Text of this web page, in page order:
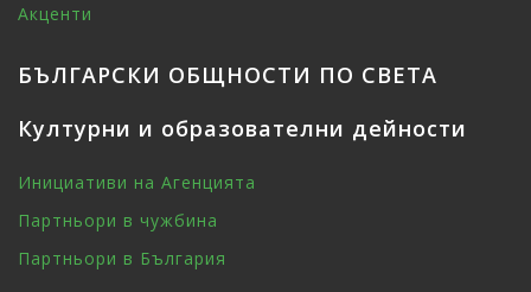
Акценти
БЪЛГАРСКИ ОБЩНОСТИ ПО СВЕТА
Културни и образователни дейности
Инициативи на Агенцията
Партньори в чужбина
Партньори в България